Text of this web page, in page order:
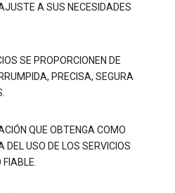
A SUS NECESIDADES
SE PROPORCIONEN DE
PRECISA, SEGURA
QUE OBTENGA COMO
DEL USO DE LOS SERVICIOS